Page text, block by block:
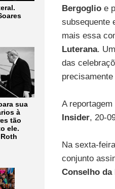
sua
à
tão
ele.
Bergoglioe
subsequente
mais essa
Luterana.
das
A reportagem
Insider, 20-
Na sexta-
conjunto
Conselho da